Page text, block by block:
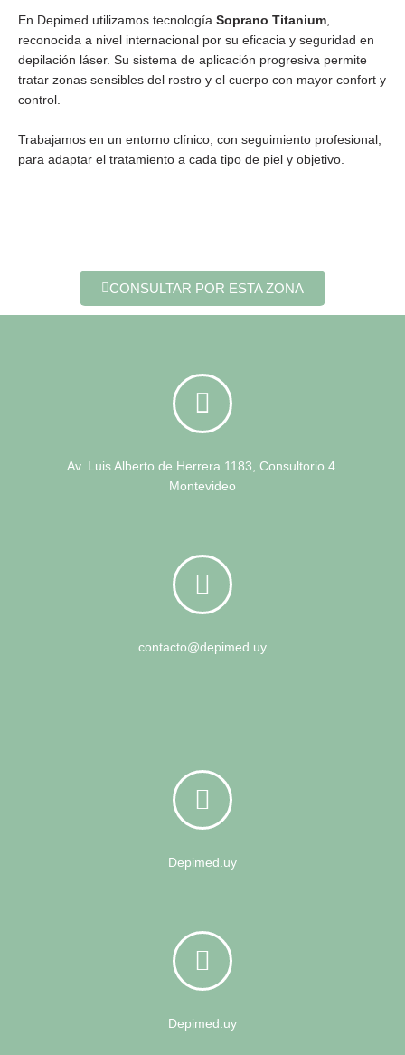
En Depimed utilizamos tecnología Soprano Titanium,
reconocida a nivel internacional por su eficacia y seguridad en
depilación láser. Su sistema de aplicación progresiva permite
tratar zonas sensibles del rostro y el cuerpo con mayor confort y
control.
Trabajamos en un entorno clínico, con seguimiento profesional,
para adaptar el tratamiento a cada tipo de piel y objetivo.
CONSULTAR POR ESTA ZONA
Av. Luis Alberto de Herrera 1183, Consultorio 4.
Montevideo
contacto@depimed.uy
Depimed.uy
Depimed.uy